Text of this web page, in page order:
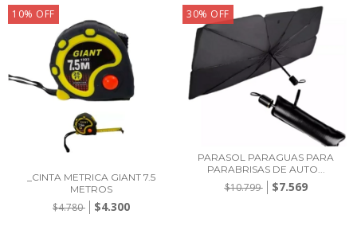
10% OFF
_CINTA METRICA GIANT 7.5
METROS
$4.780 $4.300
30% OFF
PARASOL PARAGUAS PARA
PARABRISAS DE AUTO...
$10.799 $7.569